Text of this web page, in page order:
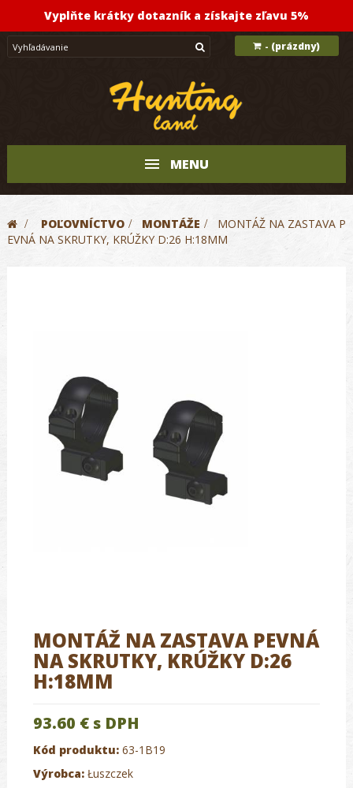
Vyplňte krátky dotazník a získajte zľavu 5%
- (prázdny)
MENU
> POĽOVNÍCTVO > MONTÁŽE >
MONTÁŽ NA ZASTAVA P
EVNÁ NA SKRUTKY, KRÚŽKY D:26 H:18MM
MONTÁŽ NA ZASTAVA PEVNÁ
NA SKRUTKY, KRÚŽKY D:26
H:18MM
93.60 € s DPH
Kód produktu: 63-1B19
Výrobca: Łuszczek